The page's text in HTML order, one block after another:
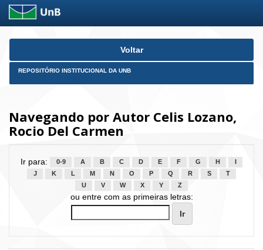
Skip
Voltar
REPOSITÓRIO INSTITUCIONAL DA UNB
Navegando por Autor Celis Lozano,
Rocio Del Carmen
Ir para: 0-9 A B C D E F G H
J
K L M N O P Q R S
T
U
V W X Y Z
ou entre com as primeiras letras: